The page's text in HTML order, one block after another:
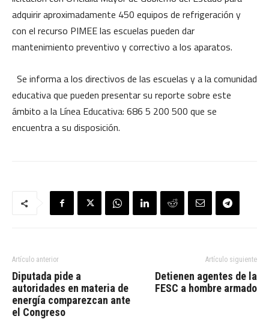
adquirir aproximadamente 450 equipos de refrigeración y
con el recurso PIMEE las escuelas pueden dar
mantenimiento preventivo y correctivo a los aparatos.
Se informa a los directivos de las escuelas y a la comunidad
educativa que pueden presentar su reporte sobre este
ámbito a la Línea Educativa: 686 5 200 500 que se
encuentra a su disposición.
Artículo anterior
Diputada pide a
autoridades en materia de
energía comparezcan ante
el Congreso
Artículo siguiente
Detienen agentes de la
FESC a hombre armado